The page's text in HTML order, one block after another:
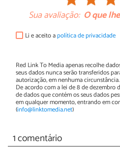
Sua avaliação: O que
Li e aceito apolítica de privacidade
Red Link To Media apenas recolhe
seus dados nunca serão transferidos
autorização, em nenhuma circunstância.
De acordo com a lei de 8 de dezembro
de dados que contém os seus dados
em qualquer momento, entrando em
(info@linktomedia.net)
1 comentário